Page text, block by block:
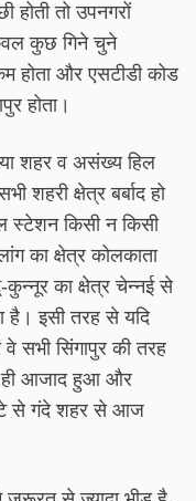
होती तो उपनगरों
कुछ गिने चुने
होता और एसटीडी कोड
होता।
शहर व असंख्य हिल
शहरी क्षेत्र बर्बाद हो
स्टेशन किसी न किसी
का क्षेत्र कोलकाता
का क्षेत्र चेन्नई से
है। इसी तरह से यदि
सभी सिंगापुर की तरह
ही आजाद हुआ और
से गंदे शहर से आज